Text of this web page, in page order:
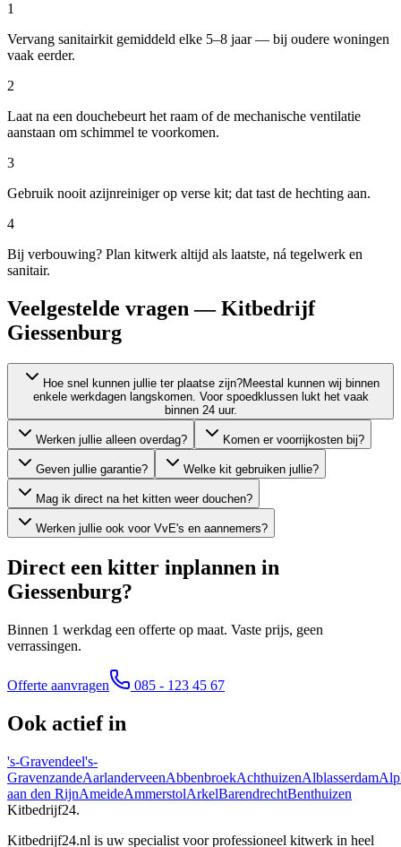
1
Vervang sanitairkit gemiddeld elke 5–8 jaar — bij oudere woningen
vaak eerder.
2
Laat na een douchebeurt het raam of de mechanische ventilatie
aanstaan om schimmel te voorkomen.
3
Gebruik nooit azijnreiniger op verse kit; dat tast de hechting aan.
4
Bij verbouwing? Plan kitwerk altijd als laatste, ná tegelwerk en
sanitair.
Veelgestelde vragen — Kitbedrijf
Giessenburg
Hoe snel kunnen jullie ter plaatse zijn?Meestal kunnen wij binnen
enkele werkdagen langskomen. Voor spoedklussen lukt het vaak
binnen 24 uur.
Werken jullie alleen overdag? Komen er voorrijkosten bij?
Geven jullie garantie? Welke kit gebruiken jullie?
Mag ik direct na het kitten weer douchen?
Werken jullie ook voor VvE's en aannemers?
Direct een kitter inplannen in
Giessenburg?
Binnen 1 werkdag een offerte op maat. Vaste prijs, geen
verrassingen.
Offerte aanvragen 085 - 123 45 67
Ook actief in
's-Gravendeel's-
GravenzandeAarlanderveenAbbenbroekAchthuizenAlblasserdam
aan den RijnAmeideAmmerstolArkelBarendrechtBenthuizen
Kitbedrijf24.
Kitbedrijf24.nl is uw specialist voor professioneel kitwerk in heel